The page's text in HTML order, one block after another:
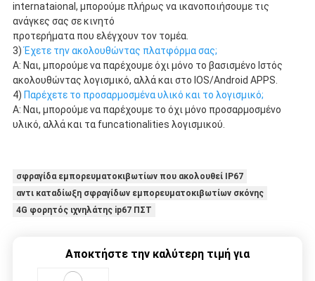
internataional, μπορούμε πλήρως να ικανοποιήσουμε τις
ανάγκες σας σε κινητό
προτερήματα που ελέγχουν τον τομέα.
3) Έχετε την ακολουθώντας πλατφόρμα σας;
Α: Ναι, μπορούμε να παρέχουμε όχι μόνο το βασισμένο Ιστός
ακολουθώντας λογισμικό, αλλά και στο IOS/Android APPS.
4) Παρέχετε το προσαρμοσμένα υλικό και το λογισμικό;
Α: Ναι, μπορούμε να παρέχουμε το όχι μόνο προσαρμοσμένο
υλικό, αλλά και τα funcationalities λογισμικού.
σφραγίδα εμπορευματοκιβωτίων που ακολουθεί IP67
αντι καταδίωξη σφραγίδων εμπορευματοκιβωτίων σκόνης
4G φορητός ιχνηλάτης ip67 ΠΣΤ
Αποκτήστε την καλύτερη τιμή για